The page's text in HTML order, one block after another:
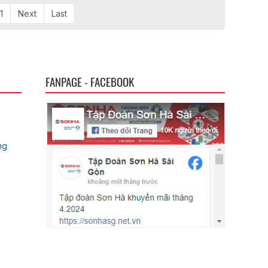
Next Last
FANPAGE - FACEBOOK